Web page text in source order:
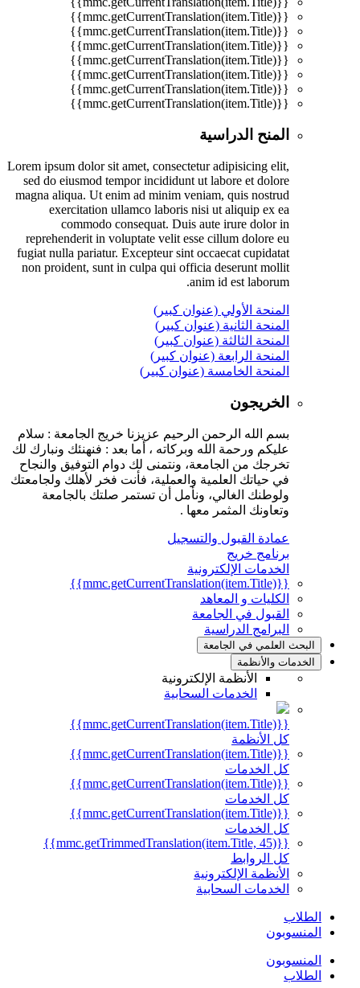
{{mmc.getCurrentTranslation(item.Title)}}
{{mmc.getCurrentTranslation(item.Title)}}
{{mmc.getCurrentTranslation(item.Title)}}
{{mmc.getCurrentTranslation(item.Title)}}
{{mmc.getCurrentTranslation(item.Title)}}
{{mmc.getCurrentTranslation(item.Title)}}
{{mmc.getCurrentTranslation(item.Title)}}
المنح الدراسية
Lorem ipsum dolor sit amet, consectetur adipisicing elit,
sed do eiusmod tempor incididunt ut labore et dolore
magna aliqua. Ut enim ad minim veniam, quis nostrud
exercitation ullamco laboris nisi ut aliquip ex ea
commodo consequat. Duis aute irure dolor in
reprehenderit in voluptate velit esse cillum dolore eu
fugiat nulla pariatur. Excepteur sint occaecat cupidatat
non proident, sunt in culpa qui officia deserunt mollit
anim id est laborum.
المنحة الأولي (عنوان كبير)
المنحة الثانية (عنوان كبير)
المنحة الثالثة (عنوان كبير)
المنحة الرابعة (عنوان كبير)
المنحة الخامسة (عنوان كبير)
الخريجون
بسم الله الرحمن الرحيم عزيزنا خريج الجامعة : سلام
عليكم ورحمة الله وبركاته ، أما بعد : فنهنئك ونبارك لك
تخرجك من الجامعة، ونتمنى لك دوام التوفيق والنجاح
في حياتك العلمية والعملية، فأنت فخر لأهلك ولجامعتك
ولوطنك الغالي، ونأمل أن تستمر صلتك بالجامعة
وتعاونك المثمر معها .
عمادة القبول والتسجيل
برنامج خريج
الخدمات الإلكترونية
{{mmc.getCurrentTranslation(item.Title)}}
الكليات و المعاهد
القبول في الجامعة
البرامج الدراسية
البحث العلمي في الجامعة
الخدمات والأنظمة
الأنظمة الإلكترونية
الخدمات السحابية
{{mmc.getCurrentTranslation(item.Title)}}
كل الأنظمة
{{mmc.getCurrentTranslation(item.Title)}}
كل الخدمات
{{mmc.getCurrentTranslation(item.Title)}}
كل الخدمات
{{mmc.getCurrentTranslation(item.Title)}}
كل الخدمات
{{mmc.getTrimmedTranslation(item.Title, 45)}}
كل الروابط
الأنظمة الإلكترونية
الخدمات السحابية
الطلاب
المنسوبون
المنسوبون
الطلاب